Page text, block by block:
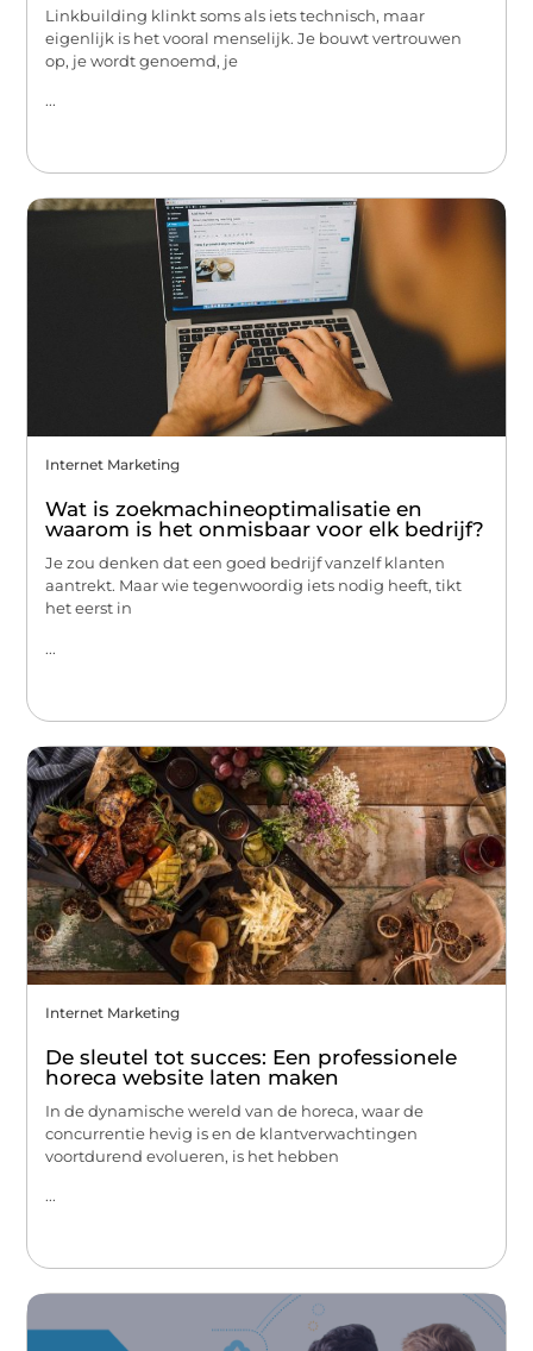
Linkbuilding klinkt soms als iets technisch, maar
eigenlijk is het vooral menselijk. Je bouwt vertrouwen
op, je wordt genoemd, je
...
Internet Marketing
Wat is zoekmachineoptimalisatie en
waarom is het onmisbaar voor elk bedrijf?
Je zou denken dat een goed bedrijf vanzelf klanten
aantrekt. Maar wie tegenwoordig iets nodig heeft, tikt
het eerst in
...
Internet Marketing
De sleutel tot succes: Een professionele
horeca website laten maken
In de dynamische wereld van de horeca, waar de
concurrentie hevig is en de klantverwachtingen
voortdurend evolueren, is het hebben
...